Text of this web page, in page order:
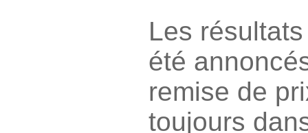
Les
été
remise de
toujours